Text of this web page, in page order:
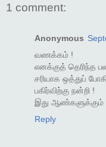
1 comment:
Anonymous
வணக்கம் !
எனக்குத் தெரிந்த
சரியாக ஒத்துப்
பகிர்விற்கு நன்றி !
இது ஆண்களுக்கும்
Reply